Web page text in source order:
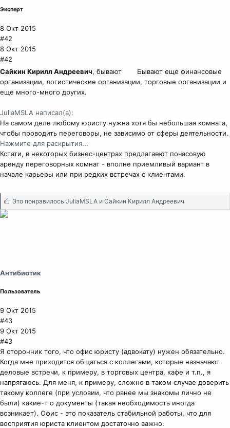
Эксперт
8 Окт 2015
#42
8 Окт 2015
#42
Сайкин Кирилл Андреевич, бывают
Бывают еще финансовые
организации, логистические организации, торговые организации и
еще много-много других.
JuliaMSLA написал(а):
На самом деле любому юристу нужна хотя бы небольшая комната,
чтобы проводить переговоры, не зависимо от сферы деятельности.
Нажмите для раскрытия...
Кстати, в некоторых бизнес-центрах предлагаеют почасовую
аренду переговорных комнат - вполне приемливый вариант в
начале карьеры или при редких встречах с клиентами.
С
и
Это понравилось JuliaMSLAи Сайкин Кирилл Андреевич
Антибиотик
Пользователь
9 Окт 2015
#43
9 Окт 2015
#43
Я сторонник того, что офис юристу (адвокату) нужен обязательно.
Когда мне приходится общаться с коллегами, которые назначают
деловые встречи, к примеру, в торговых центра, кафе и т.п., я
напрягаюсь. Для меня, к примеру, сложно в таком случае доверить
такому коллеге (при условии, что ранее мы знакомы лично не
были) какие-т о документы (такая необходимость иногда
возникает). Офис - это показатель стабильной работы, что для
восприятия юриста клиентом достаточно важно.